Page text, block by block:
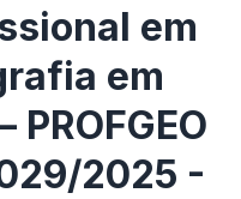
em
em
PROFGEO
2025 -